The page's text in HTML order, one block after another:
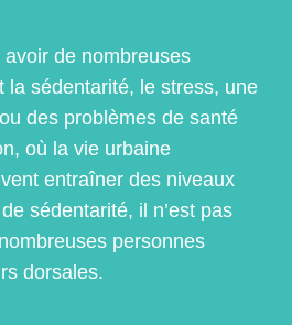
de nombreuses
la sédentarité, le stress, une
des problèmes de santé
où la vie urbaine
entraîner des niveaux
sédentarité, il n’est pas
personnes
dorsales.